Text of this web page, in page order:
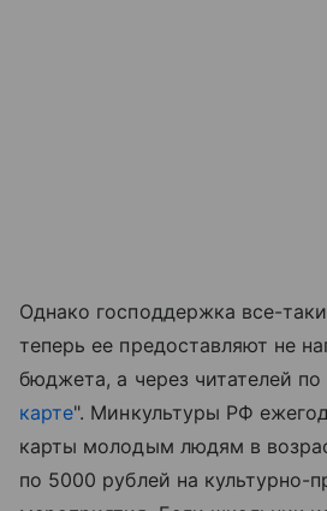
Однако господдержка все-
теперь ее предоставляют не
бюджета, а через читателей по
карте". Минкультуры РФ
карты молодым людям в
по 5000 рублей на культурно-